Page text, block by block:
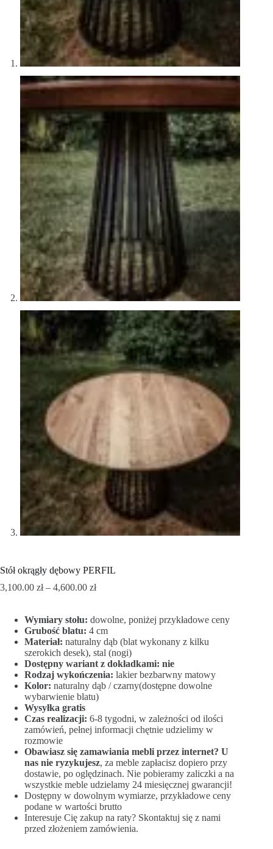
Stół okrągły dębowy PERFIL
3,100.00 zł – 4,600.00 zł
Wymiary stołu: dowolne, poniżej przykładowe ceny
Grubość blatu: 4 cm
Materiał: naturalny dąb (blat wykonany z kilku
szerokich desek), stal (nogi)
Dostępny wariant z dokładkami: nie
Rodzaj wykończenia: lakier bezbarwny matowy
Kolor: naturalny dąb / czarny(dostępne dowolne
wybarwienie blatu)
Wysyłka gratis
Czas realizacji: 6-8 tygodni, w zależności od ilości
zamówień, pełnej informacji chętnie udzielimy w
rozmowie
Obawiasz się zamawiania mebli przez internet? U
nas nie ryzykujesz, za meble zapłacisz dopiero przy
dostawie, po oględzinach. Nie pobieramy zaliczki a na
wszystkie meble udzielamy 24 miesięcznej gwarancji!
Dostępny w dowolnym wymiarze, przykładowe ceny
podane w wartości brutto
Interesuje Cię zakup na raty? Skontaktuj się z nami
przed złożeniem zamówienia.